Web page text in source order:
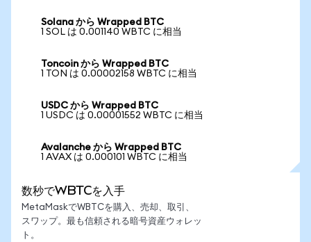
Solana から Wrapped BTC
1 SOL は 0.001140 WBTC に相当
Toncoin から Wrapped BTC
1 TON は 0.00002158 WBTC に相当
USDC から Wrapped BTC
1 USDC は 0.00001552 WBTC に相当
Avalanche から Wrapped BTC
1 AVAX は 0.000101 WBTC に相当
数秒でWBTCを入手
MetaMaskでWBTCを購入、売却、取引、
スワップ。最も信頼される暗号資産ウォレッ
ト。